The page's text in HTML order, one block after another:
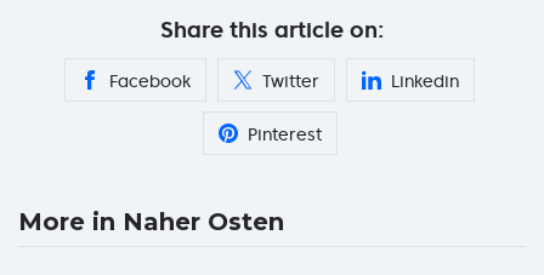
Share this article on:
Facebook Twitter Linkedin
Pinterest
More in Naher Osten